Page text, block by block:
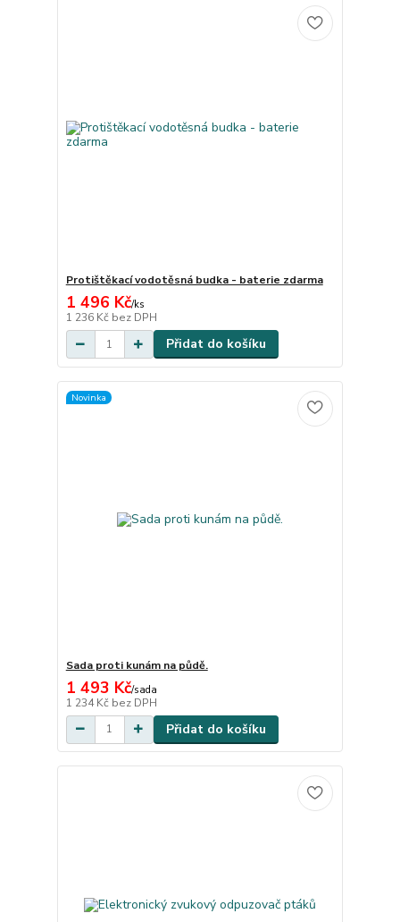
Protištěkací vodotěsná budka - baterie zdarma
1 496 Kč/ks
1 236 Kč bez DPH
Přidat do košíku
Novinka
Sada proti kunám na půdě.
1 493 Kč/sada
1 234 Kč bez DPH
Přidat do košíku